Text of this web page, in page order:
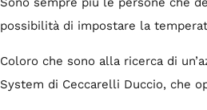
possibilità di impostare la
Coloro che sono alla ricerca di
System di Ceccarelli Duccio, che